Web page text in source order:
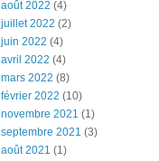
août 2022 (4)
juillet 2022 (2)
juin 2022 (4)
avril 2022 (4)
mars 2022 (8)
février 2022 (10)
novembre 2021 (1)
septembre 2021 (3)
août 2021 (1)